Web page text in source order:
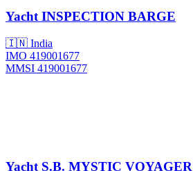
Yacht INSPECTION BARGE
🇮🇳 India
IMO 419001677
MMSI 419001677
YachtS.B. MYSTIC VOYAGER